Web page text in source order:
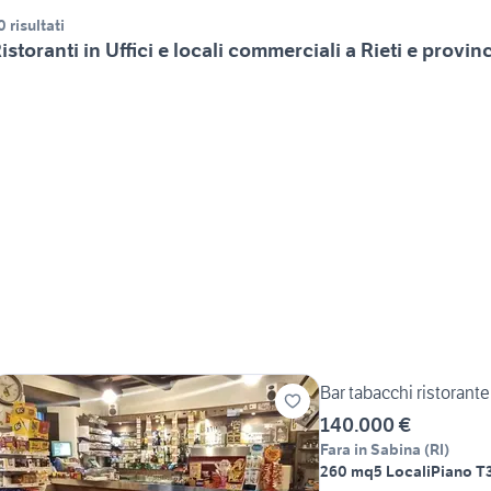
risultati
in Uffici e locali commerciali a Rieti e
Bar tabacchi ristorante
140.000 €
Fara in Sabina (RI)
260 mq5 LocaliPiano T